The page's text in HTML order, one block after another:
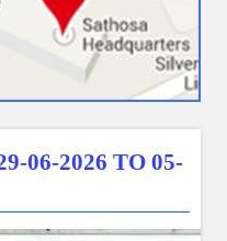
06-2026 TO 05-